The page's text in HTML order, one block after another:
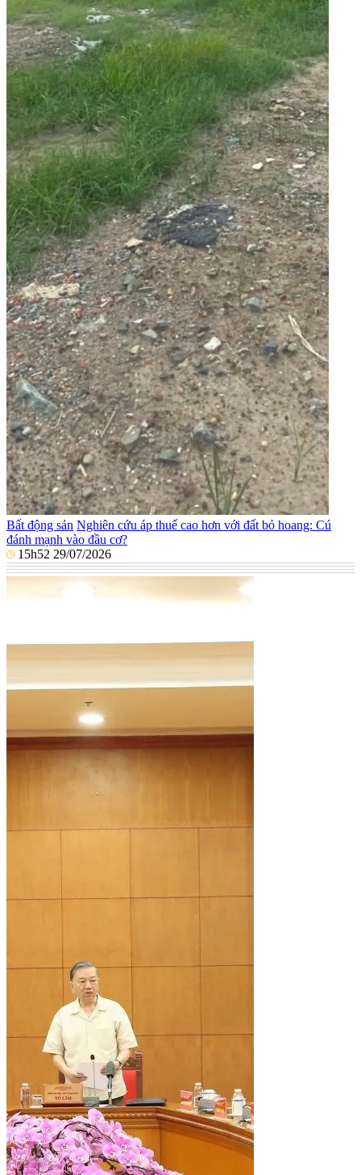
Bất động sản Nghiên cứu áp thuế cao hơn với đất bỏ hoang: Cú
đánh mạnh vào đầu cơ?
15h52 29/07/2026